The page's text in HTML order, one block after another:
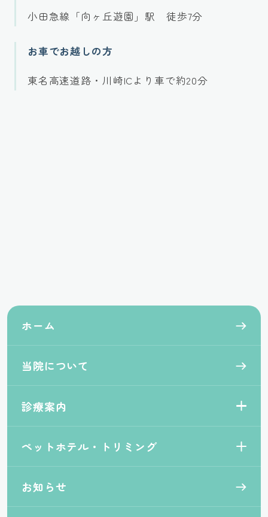
小田急線「向ヶ丘遊園」駅 徒歩7分
お車でお越しの方
東名高速道路・川崎ICより車で約20分
ホーム
当院について
診療案内
ペットホテル・トリミング
お知らせ